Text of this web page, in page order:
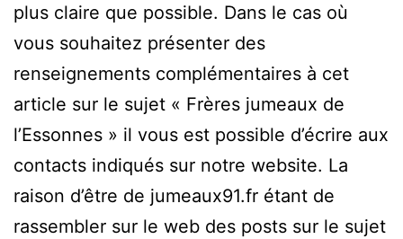
plus claire que possible. Dans le cas où
vous souhaitez présenter des
renseignements complémentaires à cet
article sur le sujet « Frères jumeaux de
l’Essonnes » il vous est possible d’écrire aux
contacts indiqués sur notre website. La
raison d’être de jumeaux91.fr étant de
rassembler sur le web des posts sur le sujet